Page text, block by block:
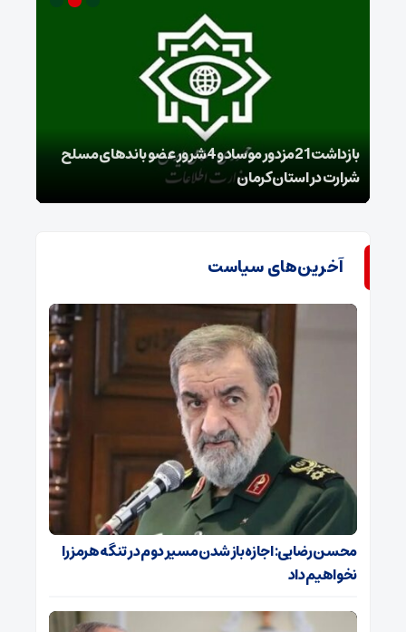
بازداشت 21مزدور موساد و 4 شرور عضو باندهای مسلح
شرارت در استان کرمان
آخرین‌های سیاست
محسن رضایی: اجازه باز شدن مسیر دوم در تنگه هرمز را
نخواهیم داد